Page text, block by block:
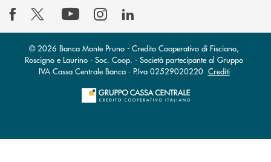
© 2026 Banca Monte Pruno - Credito Cooperativo di Fisciano,
Roscigno e Laurino - Soc. Coop. - Società partecipante al Gruppo
IVA Cassa Centrale Banca · P.Iva 02529020220 Crediti